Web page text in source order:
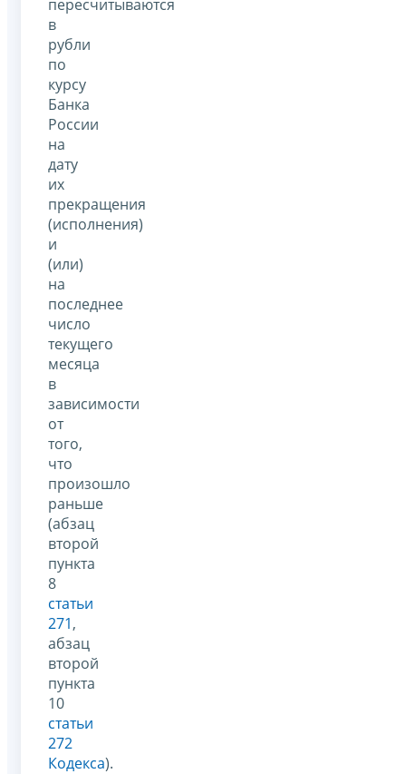
пересчитываются
в
рубли
по
курсу
Банка
России
на
дату
их
прекращения
(исполнения)
и
(или)
на
последнее
число
текущего
месяца
в
зависимости
от
того,
что
произошло
раньше
(абзац
второй
пункта
8
статьи
271,
абзац
второй
пункта
10
статьи
272
Кодекса).